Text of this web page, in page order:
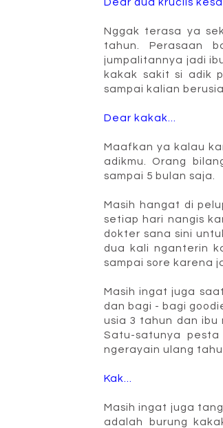
Nggak terasa ya
tahun. Perasaan
jumpalitannya jadi
kakak sakit si adik
sampai kalian
Dear kakak...
Maafkan ya kalau
adikmu. Orang
sampai 5 bulan saja.
Masih hangat di
setiap hari nangis
dokter sana sini
dua kali nganterin
sampai sore karena
Masih ingat juga
dan bagi - bagi
usia 3 tahun dan ibu
Satu-satunya
ngerayain ulang
Kak...
Masih ingat juga
adalah burung